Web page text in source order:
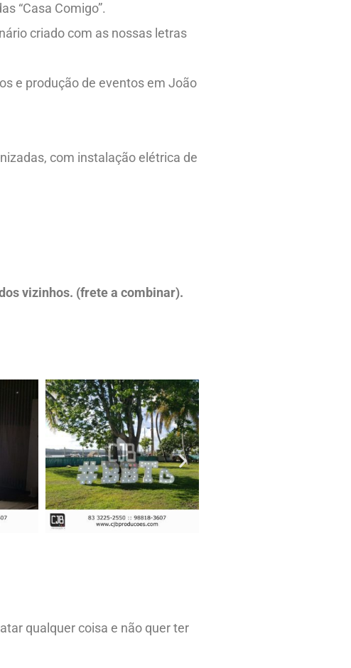
“Casa Comigo”.
criado com as nossas letras
e produção de eventos em João
com instalação elétrica de
vizinhos. (frete a combinar).
qualquer coisa e não quer ter